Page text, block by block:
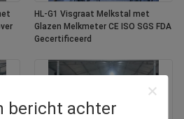
bericht achter
HL-G1 Visgraat Melkstal met
Glazen Melkmeter CE ISO SGS FDA
Gecertificeerd